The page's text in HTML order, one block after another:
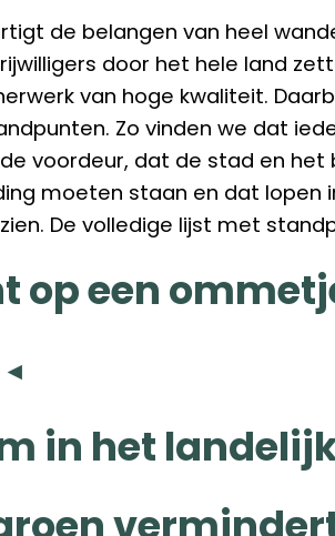
de belangen van heel
door het hele land
van hoge kwaliteit.
Zo vinden we dat
voordeur, dat de stad en
moeten staan en dat lopen
De volledige lijst met
op een
in het